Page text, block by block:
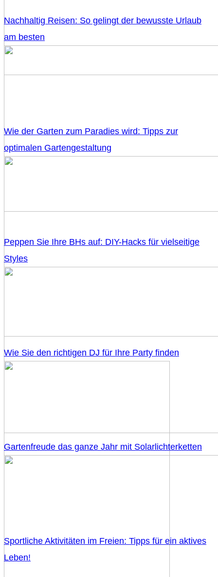
Nachhaltig Reisen: So gelingt der bewusste Urlaub
am besten
Wie der Garten zum Paradies wird: Tipps zur
optimalen Gartengestaltung
Peppen Sie Ihre BHs auf: DIY-Hacks für vielseitige
Styles
Wie Sie den richtigen DJ für Ihre Party finden
Gartenfreude das ganze Jahr mit Solarlichterketten
Sportliche Aktivitäten im Freien: Tipps für ein aktives
Leben!